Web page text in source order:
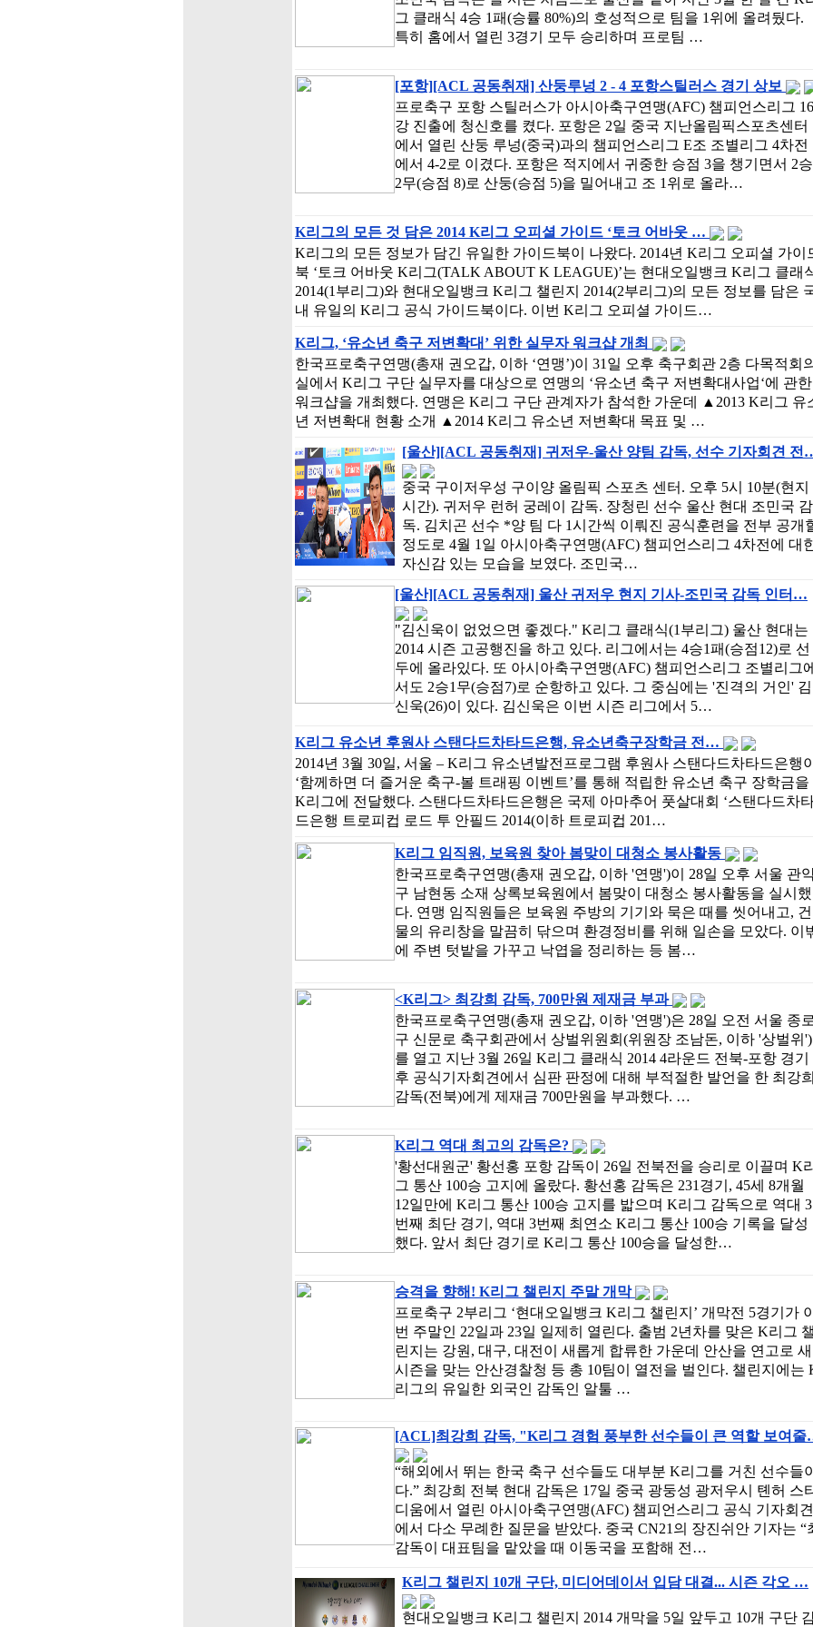
그 클래식 4승 1패(승률 80%)의 호성적으로 팀을 1위에 올려뒀다.
특히 홈에서 열린 3경기 모두 승리하며 프로팀 …
[포항][ACL 공동취재] 산둥루넝 2 - 4 포항스틸러스 경기 상보
프로축구 포항 스틸러스가 아시아축구연맹(AFC) 챔피언스리그 16
강 진출에 청신호를 켰다. 포항은 2일 중국 지난올림픽스포츠센터
에서 열린 산둥 루넝(중국)과의 챔피언스리그 E조 조별리그 4차전
에서 4-2로 이겼다. 포항은 적지에서 귀중한 승점 3을 챙기면서 2승
2무(승점 8)로 산둥(승점 5)을 밀어내고 조 1위로 올라…
K리그의 모든 것 담은 2014 K리그 오피셜 가이드 ‘토크 어바웃 …
K리그의 모든 정보가 담긴 유일한 가이드북이 나왔다. 2014년 K리그 오피셜 가이
북 ‘토크 어바웃 K리그(TALK ABOUT K LEAGUE)’는 현대오일뱅크 K리그 클래
2014(1부리그)와 현대오일뱅크 K리그 챌린지 2014(2부리그)의 모든 정보를 담은
내 유일의 K리그 공식 가이드북이다. 이번 K리그 오피셜 가이드…
K리그, ‘유소년 축구 저변확대’ 위한 실무자 워크샵 개최
한국프로축구연맹(총재 권오갑, 이하 ‘연맹’)이 31일 오후 축구회관 2층 다목적회의
실에서 K리그 구단 실무자를 대상으로 연맹의 ‘유소년 축구 저변확대사업‘에 관한
워크샵을 개최했다. 연맹은 K리그 구단 관계자가 참석한 가운데 ▲2013 K리그 유
년 저변확대 현황 소개 ▲2014 K리그 유소년 저변확대 목표 및 …
[울산][ACL 공동취재] 귀저우-울산 양팀 감독, 선수 기자회견 전
중국 구이저우성 구이양 올림픽 스포츠 센터. 오후 5시 10분(현지
시간). 귀저우 런허 궁레이 감독. 장청린 선수 울산 현대 조민국 감
독. 김치곤 선수 *양 팀 다 1시간씩 이뤄진 공식훈련을 전부 공개
정도로 4월 1일 아시아축구연맹(AFC) 챔피언스리그 4차전에 대
자신감 있는 모습을 보였다. 조민국…
[울산][ACL 공동취재] 울산 귀저우 현지 기사-조민국 감독 인터…
"김신욱이 없었으면 좋겠다." K리그 클래식(1부리그) 울산 현대는
2014 시즌 고공행진을 하고 있다. 리그에서는 4승1패(승점12)로 선
두에 올라있다. 또 아시아축구연맹(AFC) 챔피언스리그 조별리그에
서도 2승1무(승점7)로 순항하고 있다. 그 중심에는 '진격의 거인' 김
신욱(26)이 있다. 김신욱은 이번 시즌 리그에서 5…
K리그 유소년 후원사 스탠다드차타드은행, 유소년축구장학금 전…
2014년 3월 30일, 서울 – K리그 유소년발전프로그램 후원사 스탠다드차타드은행이
‘함께하면 더 즐거운 축구-볼 트래핑 이벤트’를 통해 적립한 유소년 축구 장학금을
K리그에 전달했다. 스탠다드차타드은행은 국제 아마추어 풋살대회 ‘스탠다드차
드은행 트로피컵 로드 투 안필드 2014(이하 트로피컵 201…
K리그 임직원, 보육원 찾아 봄맞이 대청소 봉사활동
한국프로축구연맹(총재 권오갑, 이하 '연맹')이 28일 오후 서울 관
구 남현동 소재 상록보육원에서 봄맞이 대청소 봉사활동을 실시했
다. 연맹 임직원들은 보육원 주방의 기기와 묵은 때를 씻어내고, 건
물의 유리창을 말끔히 닦으며 환경정비를 위해 일손을 모았다. 이
에 주변 텃밭을 가꾸고 낙엽을 정리하는 등 봄…
<K리그> 최강희 감독, 700만원 제재금 부과
한국프로축구연맹(총재 권오갑, 이하 '연맹')은 28일 오전 서울 종로
구 신문로 축구회관에서 상벌위원회(위원장 조남돈, 이하 '상벌위')
를 열고 지난 3월 26일 K리그 클래식 2014 4라운드 전북-포항 경기
후 공식기자회견에서 심판 판정에 대해 부적절한 발언을 한 최강희
감독(전북)에게 제재금 700만원을 부과했다. …
K리그 역대 최고의 감독은?
'황선대원군' 황선홍 포항 감독이 26일 전북전을 승리로 이끌며 K리
그 통산 100승 고지에 올랐다. 황선홍 감독은 231경기, 45세 8개월
12일만에 K리그 통산 100승 고지를 밟으며 K리그 감독으로 역대 3
번째 최단 경기, 역대 3번째 최연소 K리그 통산 100승 기록을 달성
했다. 앞서 최단 경기로 K리그 통산 100승을 달성한…
승격을 향해! K리그 챌린지 주말 개막
프로축구 2부리그 ‘현대오일뱅크 K리그 챌린지’ 개막전 5경기가 이
번 주말인 22일과 23일 일제히 열린다. 출범 2년차를 맞은 K리그 챌
린지는 강원, 대구, 대전이 새롭게 합류한 가운데 안산을 연고로 새
시즌을 맞는 안산경찰청 등 총 10팀이 열전을 벌인다. 챌린지에는
리그의 유일한 외국인 감독인 알툴 …
[ACL]최강희 감독, "K리그 경험 풍부한 선수들이 큰 역할 보여
“해외에서 뛰는 한국 축구 선수들도 대부분 K리그를 거친 선수들이
다.” 최강희 전북 현대 감독은 17일 중국 광둥성 광저우시 톈허 스
디움에서 열린 아시아축구연맹(AFC) 챔피언스리그 공식 기자회견
에서 다소 무례한 질문을 받았다. 중국 CN21의 장진쉬안 기자는 “
감독이 대표팀을 맡았을 때 이동국을 포함해 전…
K리그 챌린지 10개 구단, 미디어데이서 입담 대결... 시즌 각오 …
현대오일뱅크 K리그 챌린지 2014 개막을 5일 앞두고 10개 구단